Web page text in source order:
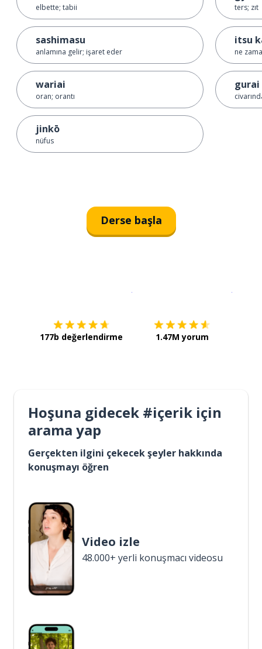
elbette; tabii
sashimasu
anlamına gelir; işaret eder
wariai
oran; orantı
jinkō
nüfus
ters; zıt
itsu
ne
gurai
Derse başla
177b değerlendirme 1.47M yorum
Hoşuna gidecek #içerik için
arama yap
Gerçekten ilgini çekecek şeyler hakkında
konuşmayı öğren
Video izle
48.000+ yerli konuşmacı videosu